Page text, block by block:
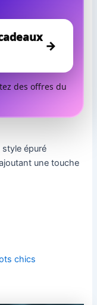
→
des offres du
épuré
une touche
chics